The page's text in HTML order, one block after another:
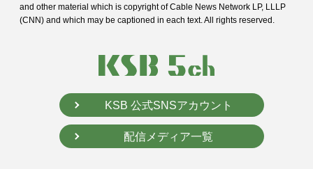
and other material which is copyright of Cable News Network LP, LLLP
(CNN) and which may be captioned in each text. All rights reserved.
KSB 公式SNSアカウント
配信メディア一覧